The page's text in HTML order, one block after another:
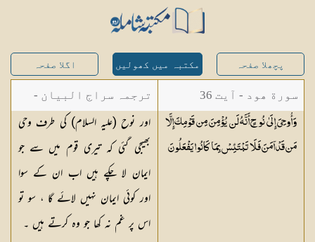
پچھلا صفحہ مکتبہ میں کھولیں اگلا صفحہ
سورة ھود - آیت 36
وَأُوحِيَ إِلَىٰ نُوحٍ أَنَّهُ لَن يُؤْمِنَ مِن قَوْمِكَ إِلَّا
مَن قَدْ آمَنَ فَلَا تَبْتَئِسْ بِمَا كَانُوايَفْعَلُونَ
ترجمہ سراج البیان -
مستفاد از ترجمتین
شاہ عبدالقادر دھلوی/
شاہ رفیع الدین دھلوی
اور نوح (علیہ السلام) کی طرف وحی
بھیجی گئی کہ تیری قوم میں سے جو
ایمان لا چکے ہیں اب ان کے سوا
اور کوئی ایمان نہیں لائے گا ، سو تو
اس پر غم نہ کھا جو وہ کرتے ہیں ۔